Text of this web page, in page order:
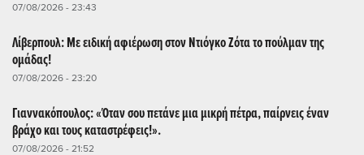
07/08/2026 - 23:43
Λίβερπουλ: Με ειδική αφιέρωση στον Ντιόγκο Ζότα το πούλμαν της
ομάδας!
07/08/2026 - 23:20
Γιαννακόπουλος: «Όταν σου πετάνε μια μικρή πέτρα, παίρνεις έναν
βράχο και τους καταστρέφεις!».
07/08/2026 - 21:52